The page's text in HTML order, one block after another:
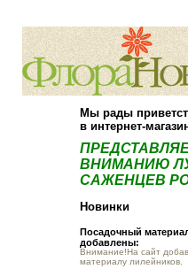
Мы рады
в интернет-
ВНИМАНИЮ
САЖЕНЦЕВ
Новинки
Посадочный
добавлены:
Внимание!На сайт
материалу лилейников.